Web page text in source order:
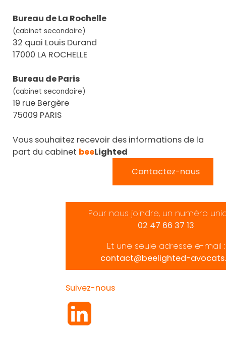
Bureau de La Rochelle
(cabinet secondaire)
32 quai Louis Durand
17000 LA ROCHELLE
Bureau de Paris
(cabinet secondaire)
19 rue Bergère
75009 PARIS
Vous souhaitez recevoir des informations de la
part du cabinet beeLighted
Contactez-nous
Pour nous joindre, un numéro
02 47 66 37 13
Et une seule adresse e-mail :
contact@beelighted-
Suivez-nous